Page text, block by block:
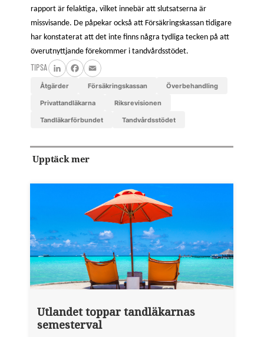
rapport är felaktiga, vilket innebär att slutsatserna är
missvisande. De påpekar också att Försäkringskassan tidigare
har konstaterat att det inte finns några tydliga tecken på att
överutnyttjande förekommer i tandvårdsstödet.
TIPSA
LinkedInFacebook
Email
åtgärder Försäkringskassan överbehandling
Privattandläkarna Riksrevisionen
Tandläkarförbundet tandvårdsstödet
Upptäck mer
Utlandet toppar tandläkarnas
semesterval